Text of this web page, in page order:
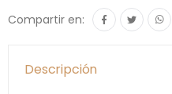
Compartir en:
Descripción